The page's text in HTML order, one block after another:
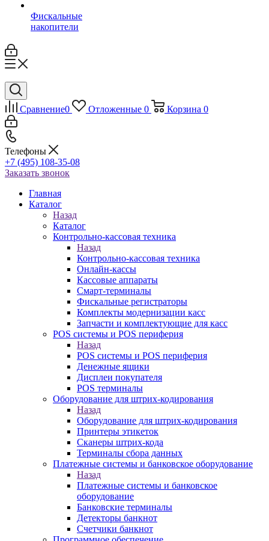
Фискальные
накопители
Сравнение0 Отложенные 0 Корзина 0
Телефоны
+7 (495) 108-35-08
Заказать звонок
Главная
Каталог
Назад
Каталог
Контрольно-кассовая техника
Назад
Контрольно-кассовая техника
Онлайн-кассы
Кассовые аппараты
Смарт-терминалы
Фискальные регистраторы
Комплекты модернизации касс
Запчасти и комплектующие для касс
POS системы и POS периферия
Назад
POS системы и POS периферия
Денежные ящики
Дисплеи покупателя
POS терминалы
Оборудование для штрих-кодирования
Назад
Оборудование для штрих-кодирования
Принтеры этикеток
Сканеры штрих-кода
Терминалы сбора данных
Платежные системы и банковское оборудование
Назад
Платежные системы и банковское
оборудование
Банковские терминалы
Детекторы банкнот
Счетчики банкнот